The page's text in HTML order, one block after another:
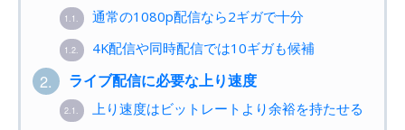
1.1. 通常の1080p配信なら2ギガで十分
1.2. 4K配信や同時配信では10ギガも候補
2. ライブ配信に必要な上り速度
2.1. 上り速度はビットレートより余裕を持たせる